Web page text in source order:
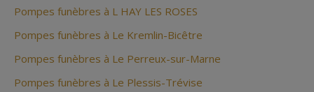
Pompes funèbres à L HAY LES ROSES
Pompes funèbres à Le Kremlin-Bicêtre
Pompes funèbres à Le Perreux-sur-Marne
Pompes funèbres à Le Plessis-Trévise